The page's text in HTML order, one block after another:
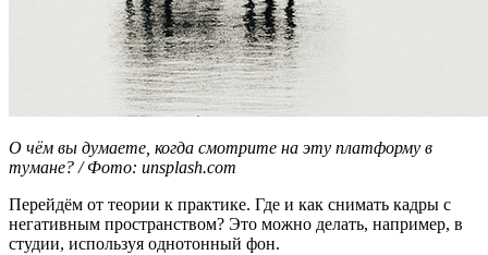
О чём вы думаете, когда смотрите на эту платформу в
тумане? / Фото: unsplash.com
Перейдём от теории к практике. Где и как снимать кадры с
негативным пространством? Это можно делать, например, в
студии, используя однотонный фон.